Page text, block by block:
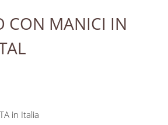
CON MANICI IN
in Italia